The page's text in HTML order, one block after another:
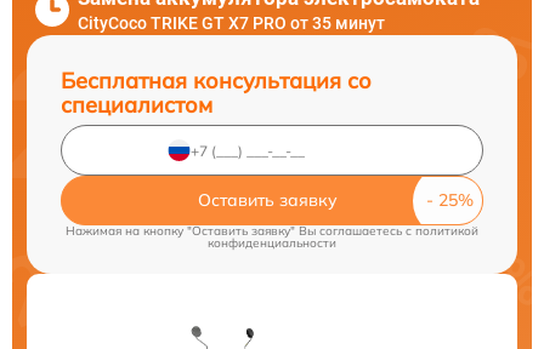
CityCoco TRIKE GT X7 PRO от 35 минут
Бесплатная консультация со
специалистом
Оставить заявку
Нажимая на кнопку "Оставить заявку" Вы соглашаетесь cполитикой
конфиденциальности